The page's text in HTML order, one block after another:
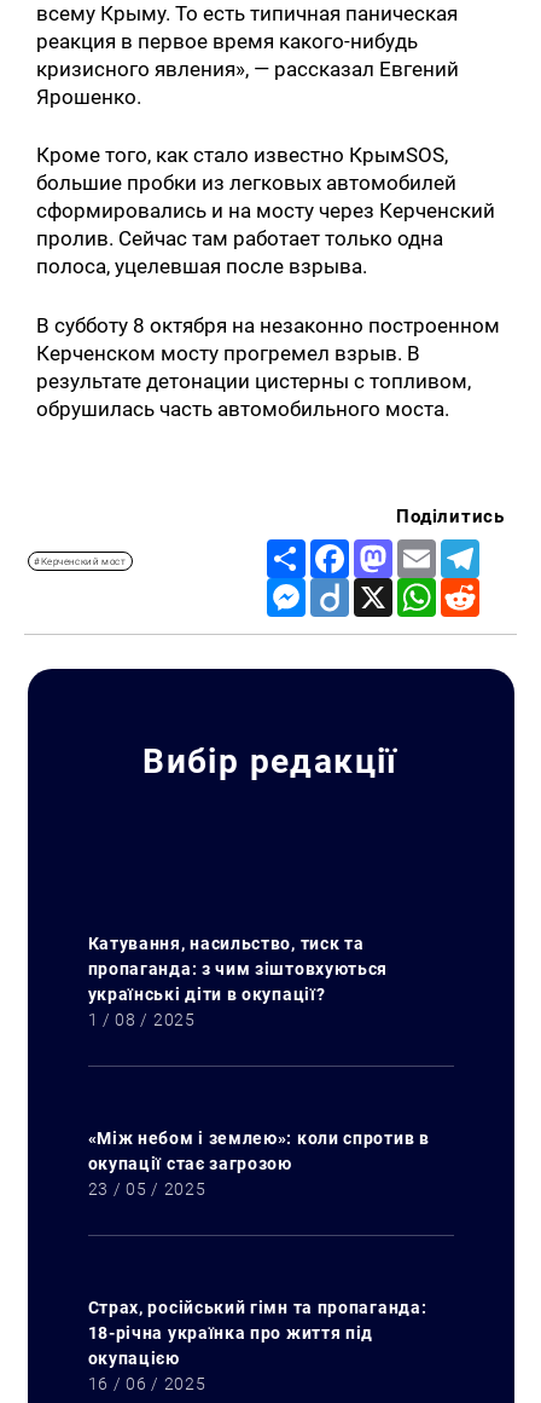
всему Крыму. То есть типичная паническая
реакция в первое время какого-нибудь
кризисного явления», — рассказал Евгений
Ярошенко.
Кроме того, как стало известно КрымSOS,
большие пробки из легковых автомобилей
сформировались и на мосту через Керченский
пролив. Сейчас там работает только одна
полоса, уцелевшая после взрыва.
В субботу 8 октября на незаконно построенном
Керченском мосту прогремел взрыв. В
результате детонации цистерны с топливом,
обрушилась часть автомобильного моста.
#Керченский мост
Поділитись
Share FacebookMastodon
Email
Messenger
Diigo X WhatsApp
Вибір редакції
Катування, насильство, тиск та
пропаганда: з чим зіштовхуються
українські діти в окупації?
1 / 08 / 2025
«Між небом і землею»: коли спротив в
окупації стає загрозою
23 / 05 / 2025
Страх, російський гімн та пропаганда:
18-річна українка про життя під
окупацією
16 / 06 / 2025